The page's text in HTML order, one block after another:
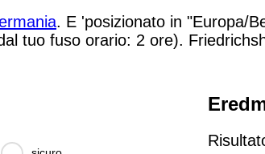
. E 'posizionato in "Europa/
tuo fuso orario: 2 ore).